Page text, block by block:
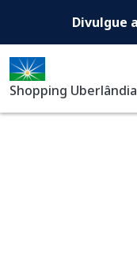
Divulgue
Shopping Uberlândia